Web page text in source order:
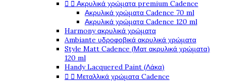
  Ακρυλικά χρώματα premium Cadence
Ακρυλικά χρώματα Cadence 70 ml
Ακρυλικά χρώματα Cadence 120 ml
Harmony ακρυλικά χρώματα
Ambiante υδροφοβικά ακρυλικά χρώματα
Style Matt Cadence (Ματ ακρυλικά χρώματα)
120 ml
Handy Lacquered Paint (Λάκα)
  Μεταλλικά χρώματα Cadence